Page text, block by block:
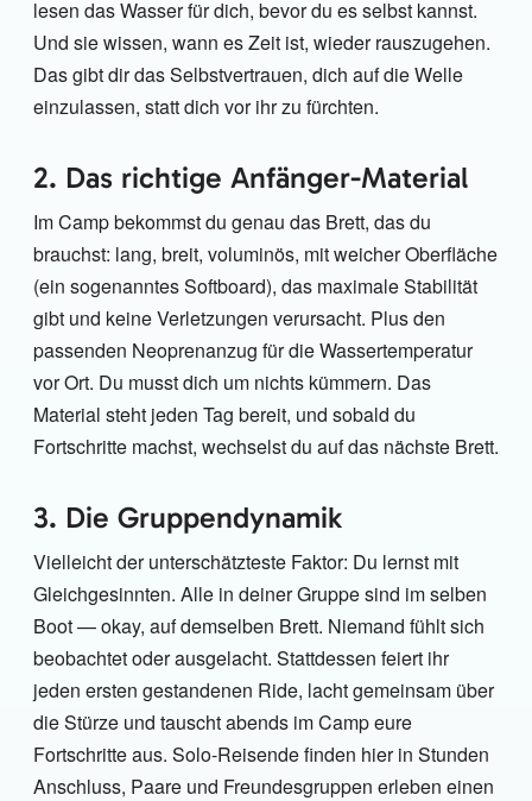
lesen das Wasser für dich, bevor du es selbst kannst.
Und sie wissen, wann es Zeit ist, wieder rauszugehen.
Das gibt dir das Selbstvertrauen, dich auf die Welle
einzulassen, statt dich vor ihr zu fürchten.
2. Das richtige Anfänger-Material
Im Camp bekommst du genau das Brett, das du
brauchst: lang, breit, voluminös, mit weicher Oberfläche
(ein sogenanntes Softboard), das maximale Stabilität
gibt und keine Verletzungen verursacht. Plus den
passenden Neoprenanzug für die Wassertemperatur
vor Ort. Du musst dich um nichts kümmern. Das
Material steht jeden Tag bereit, und sobald du
Fortschritte machst, wechselst du auf das nächste Brett.
3. Die Gruppendynamik
Vielleicht der unterschätzteste Faktor: Du lernst mit
Gleichgesinnten. Alle in deiner Gruppe sind im selben
Boot — okay, auf demselben Brett. Niemand fühlt sich
beobachtet oder ausgelacht. Stattdessen feiert ihr
jeden ersten gestandenen Ride, lacht gemeinsam über
die Stürze und tauscht abends im Camp eure
Fortschritte aus. Solo-Reisende finden hier in Stunden
Anschluss, Paare und Freundesgruppen erleben einen